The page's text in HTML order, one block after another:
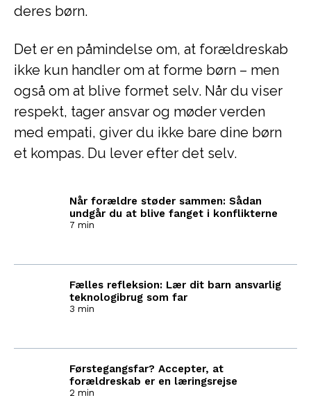
deres børn.
Det er en påmindelse om, at forældreskab
ikke kun handler om at forme børn – men
også om at blive formet selv. Når du viser
respekt, tager ansvar og møder verden
med empati, giver du ikke bare dine børn
et kompas. Du lever efter det selv.
Når forældre støder sammen: Sådan
undgår du at blive fanget i konflikterne
7 min
Fælles refleksion: Lær dit barn ansvarlig
teknologibrug som far
3 min
Førstegangsfar? Accepter, at
forældreskab er en læringsrejse
2 min